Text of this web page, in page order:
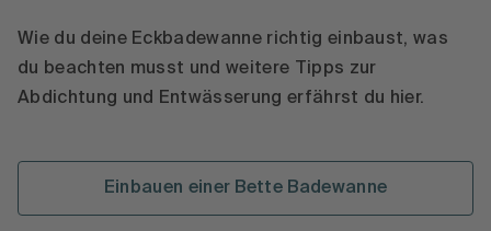
Wie du deine Eckbadewanne richtig einbaust, was
du beachten musst und weitere Tipps zur
Abdichtung und Entwässerung erfährst du hier.
Einbauen einer Bette Badewanne